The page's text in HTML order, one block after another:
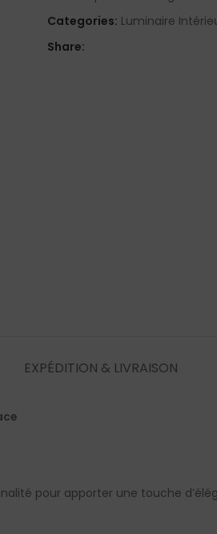
Categories: Luminaire
Share:
EXPÉDITION & LIVRAISON
pour apporter une touche